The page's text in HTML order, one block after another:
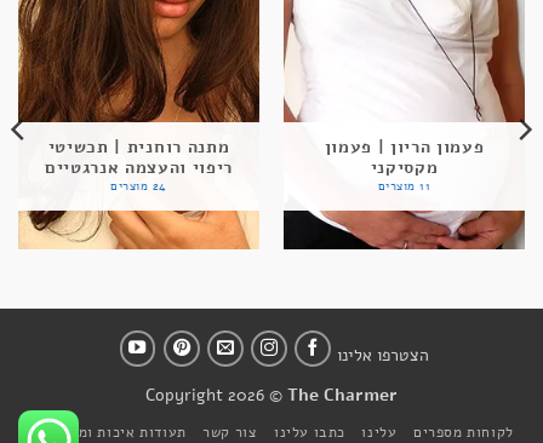
פעמון הריון | פעמון
מקסיקני
11 מוצרים
מתנה רוחנית | תכשיטי
ריפוי והעצמה אנרגטיים
24 מוצרים
הצטרפו אלינו
Copyright 2026 © The Charmer
לקוחות מספרים עלינו כתבו עלינו צור קשר
תעודות איכות ומקוריות